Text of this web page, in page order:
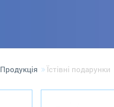
Продукція Їстівні подарунки